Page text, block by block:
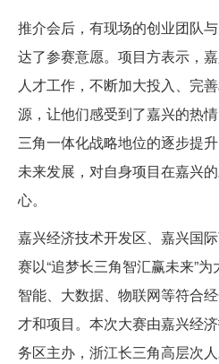
推介会后，有现场的创业团队
达了参赛意愿。项目方表示，
人才工作，不断加大投入、完
源，让他们感受到了嘉兴的热
三角一体化战略地位的逐步提
未来发展，对自身项目在嘉兴
心。
嘉兴经济技术开发区、嘉兴国
赛以“追梦长三角智汇赢未来”
智能、大数据、物联网等符合
才和项目。本次大赛由嘉兴经
务区主办，浙江长三角高层次